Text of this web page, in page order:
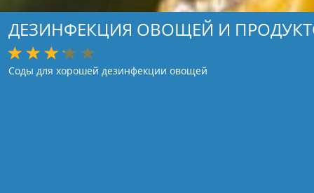
ДЕЗИНФЕКЦИЯ ОВОЩЕЙ И
Соды для хорошей дезинфекции овощей